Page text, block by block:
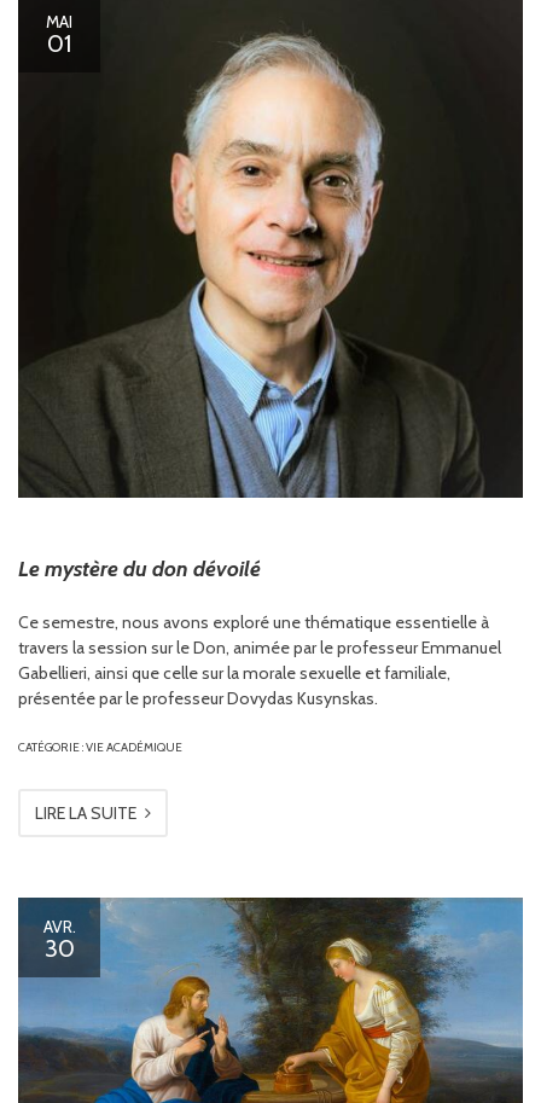
MAI
01
Le mystère du don dévoilé
Ce semestre, nous avons exploré une thématique essentielle à
travers la session sur le Don, animée par le professeur Emmanuel
Gabellieri, ainsi que celle sur la morale sexuelle et familiale,
présentée par le professeur Dovydas Kusynskas.
CATÉGORIE :VIE ACADÉMIQUE
LIRE LA SUITE
AVR.
30